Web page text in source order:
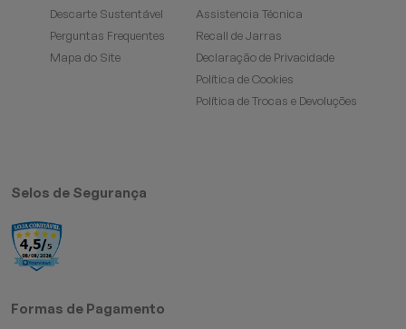
Descarte Sustentável
Perguntas Frequentes
Mapa do Site
Assistencia Técnica
Recall de Jarras
Declaração de Privacidade
Política de Cookies
Política de Trocas e Devoluções
Selos de Segurança
Formas de Pagamento